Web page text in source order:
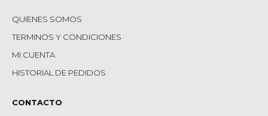
QUIENES SOMOS
TERMINOS Y CONDICIONES
MI CUENTA
HISTORIAL DE PEDIDOS
CONTACTO